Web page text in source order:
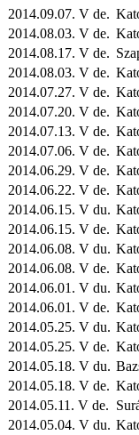
2014.09.07. V de.
2014.08.03. V de.
2014.08.17. V de.
2014.08.03. V de.
2014.07.27. V de.
2014.07.20. V de.
2014.07.13. V de.
2014.07.06. V de.
2014.06.29. V de.
2014.06.22. V de.
2014.06.15. V du.
2014.06.15. V de.
2014.06.08. V du.
2014.06.08. V de.
2014.06.01. V du.
2014.06.01. V de.
2014.05.25. V du.
2014.05.25. V de.
2014.05.18. V du.
2014.05.18. V de.
2014.05.11. V de.
2014.05.04. V du.